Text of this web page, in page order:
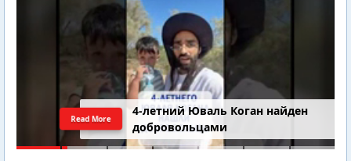
4-летний Юваль Коган найден
добровольцами
Read More